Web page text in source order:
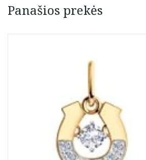
Panašios prekės